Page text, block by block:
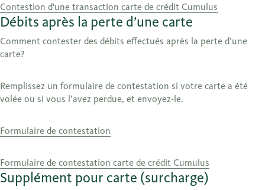
Contestion d'une transaction carte de crédit Cumulus
Débits après la perte d’une carte
Comment contester des débits effectués après la perte d’une
carte?
Remplissez un formulaire de contestation si votre carte a été
volée ou si vous l’avez perdue, et envoyez-le.
Formulaire de contestation
Formulaire de contestation carte de crédit Cumulus
Supplément pour carte (surcharge)